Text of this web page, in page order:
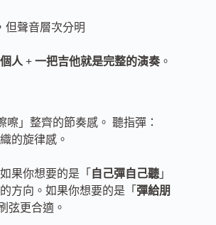
但聲音層次分明
人 + 一把吉他就是完整的演奏。
嚓」整齊的節奏感。 聽指彈：
的旋律感。
果你想要的是「 自己彈自己聽 」
方向。如果你想要的是「 彈給朋
弦更合適。